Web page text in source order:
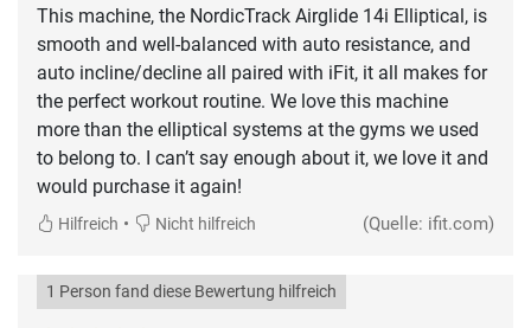
This machine, the NordicTrack Airglide 14i Elliptical, is
smooth and well-balanced with auto resistance, and
auto incline/decline all paired with iFit, it all makes for
the perfect workout routine. We love this machine
more than the elliptical systems at the gyms we used
to belong to. I can’t say enough about it, we love it and
would purchase it again!
Hilfreich • Nicht hilfreich (Quelle: ifit.com)
1 Person fand diese Bewertung hilfreich